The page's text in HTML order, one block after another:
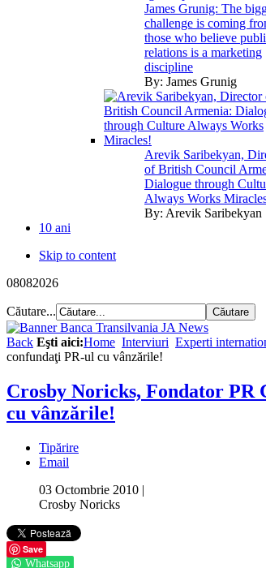
James Grunig: The
challenge is coming
those who believe
relations is a marketing
discipline
By: James Grunig
Arevik Saribekyan,
of British Council
Dialogue through
Always Works
By: Arevik Saribekyan
10 ani
Skip to content
08082026
Căutare...
Back Eşti aici:Home Interviuri Experti
confundaţi PR-ul cu vânzările!
Crosby Noricks, Fondator PR
cu vânzările!
Tipărire
Email
03 Octombrie 2010 |
Crosby Noricks
Save
Whatsapp